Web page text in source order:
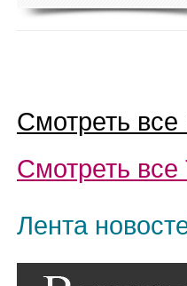
Смотреть все
Смотреть все
Лента